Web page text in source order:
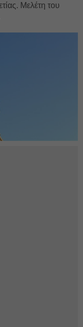
Μελέτη του